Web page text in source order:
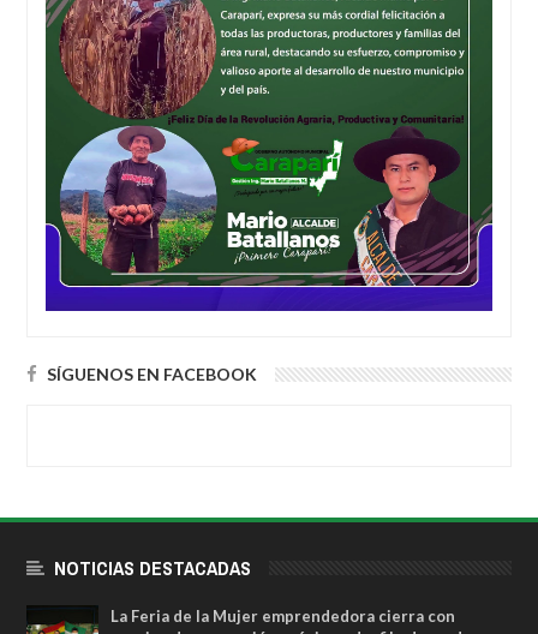
SÍGUENOS EN FACEBOOK
NOTICIAS DESTACADAS
La Feria de la Mujer emprendedora cierra con